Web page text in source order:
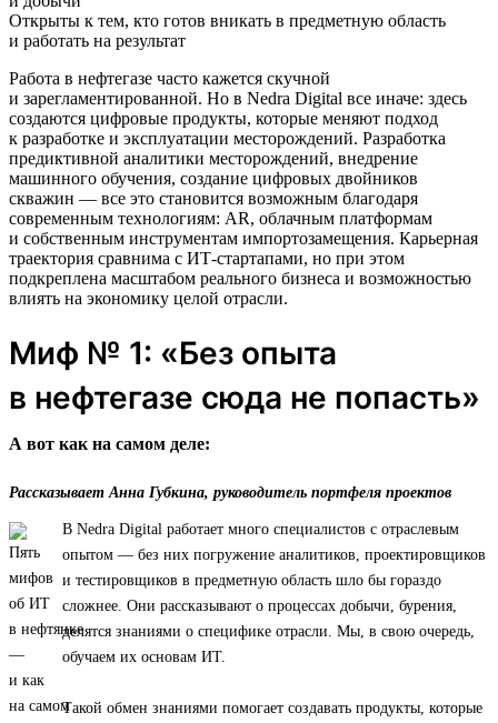
Открыты к тем, кто готов вникать в предметную область
и работать на результат
Работа в нефтегазе часто кажется скучной
и зарегламентированной. Но в Nedra Digital все иначе: здесь
создаются цифровые продукты, которые меняют подход
к разработке и эксплуатации месторождений. Разработка
предиктивной аналитики месторождений, внедрение
машинного обучения, создание цифровых двойников
скважин — все это становится возможным благодаря
современным технологиям: AR, облачным платформам
и собственным инструментам импортозамещения. Карьерная
траектория сравнима с ИТ-стартапами, но при этом
подкреплена масштабом реального бизнеса и возможностью
влиять на экономику целой отрасли.
Миф № 1: «Без опыта
в нефтегазе сюда не попасть»
А вот как на самом деле:
Рассказывает Анна Губкина, руководитель портфеля проектов
В Nedra Digital работает много специалистов с отраслевым
опытом — без них погружение аналитиков, проектировщиков
и тестировщиков в предметную область шло бы гораздо
сложнее. Они рассказывают о процессах добычи, бурения,
делятся знаниями о специфике отрасли. Мы, в свою очередь,
обучаем их основам ИТ.
Такой обмен знаниями помогает создавать продукты, которые